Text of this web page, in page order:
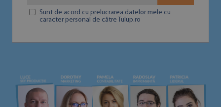
Sunt de acord cu prelucrarea datelor mele cu
caracter personal de către Tulup.ro